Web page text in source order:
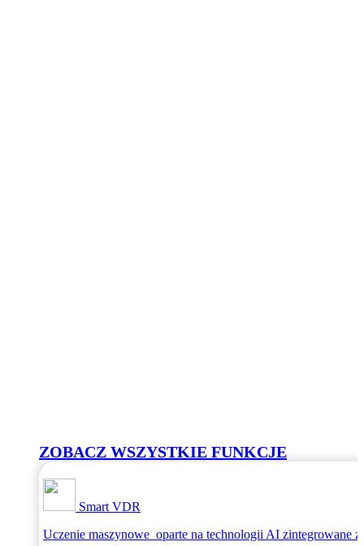
ZOBACZ WSZYSTKIE FUNKCJE
Smart VDR
Uczenie maszynowe oparte na technologii AI zintegrowane